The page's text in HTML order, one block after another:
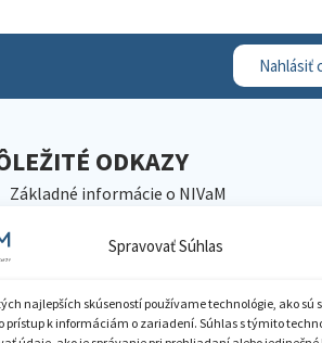
Spravovať Súhlas
najlepších skúseností používame technológie, ako sú
prístup k informáciám o zariadení. Súhlas s týmito
Nahlásiť
ODKAZY
Základné informácie o NIVaM
Kariéra
Pracoviská NIVaM